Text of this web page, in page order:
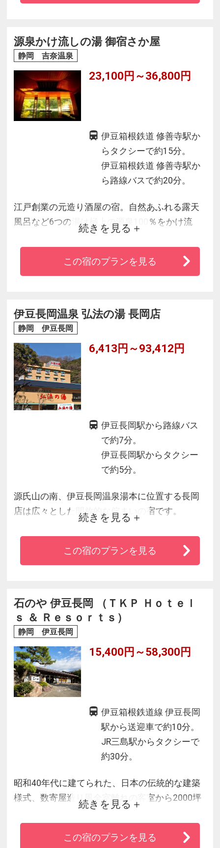
源泉かけ流しの湯 御宿さか屋
静岡 吉奈温泉
23,100円～36,800円
伊豆箱根鉄道 修善寺駅か
らタクシーで約15分。
伊豆箱根鉄道 修善寺駅か
ら路線バスで約20分。
江戸創業の元造り酒屋の宿。自然あふれる露天
風呂など6つの湯は極上の源泉100％をかけ流
し、その温浴効果は絶大です。
本当に美味しい地元の素材を集めた料理は特徴
的で天城随一と定評あり。特製地酒と共にどう
物が体感できるレトロな静寂の湯宿です。
続きを見る
この宿のプランを見る
伊豆長岡温泉 弘法の湯 長岡店
静岡 伊豆長岡
6,413円～93,412円
伊豆長岡駅から路線バス
で約7分。
伊豆長岡駅からタクシー
で約5分。
源氏山の南、伊豆長岡温泉湯本に位置する長岡
店は広々とした開放的な佇まいの宿です。
リラックスするだけでなく、天然ラジウム鉱石
の効能を堪能できる至極の宿としておすすめで
続きを見る
この宿のプランを見る
石のや 伊豆長岡 （ＴＫＰ Ｈｏｔｅｌ
ｓ ＆ Ｒｅｓｏｒｔｓ）
静岡 伊豆長岡
15,400円～58,300円
伊豆箱根鉄道線 伊豆長岡
駅から送迎車で約10分。
JR三島駅からタクシーで
約30分。
昭和40年代に建てられた、日本の伝統的な建築
様式、数寄屋造り風全室離れの客室から2000坪
の壮大な石の庭園が広がる「石のや 伊豆長
岡」。
旅館の和の趣きとラグジュアリーホテルを意識
続きを見る
この宿のプランを見る